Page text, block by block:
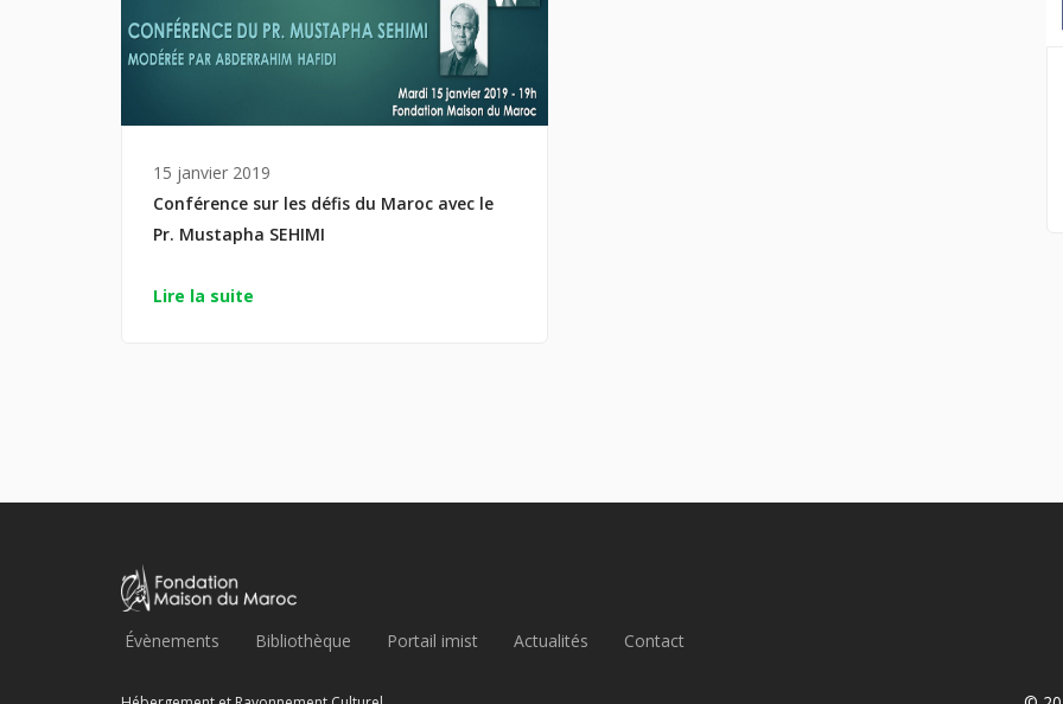
15 janvier 2019
Conférence sur les défis du Maroc avec le
Pr. Mustapha SEHIMI
Lire la suite
Évènements Bibliothèque Portail imist Actualités Contact